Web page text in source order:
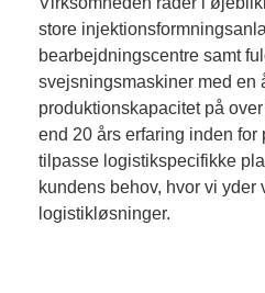
store
bearbejdningscentre samt
svejsningsmaskiner med en
produktionskapacitet på
end 20 års erfaring inden
tilpasse logistikspecifikke
kundens behov, hvor vi yder
logistikløsninger.